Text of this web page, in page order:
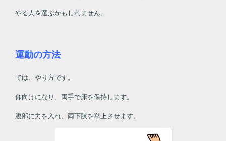
やる人を選ぶかもしれません。
運動の方法
では、やり方です。
仰向けになり、両手で床を保持します。
腹部に力を入れ、両下肢を挙上させます。